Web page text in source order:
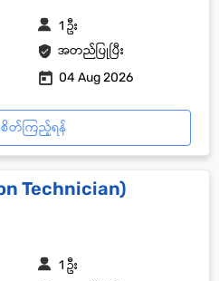
အတည်ပြုပြီး
1 ဦး
04 Aug 2026
တ်ကြည့်ရန်
Technician)
1 ဦး